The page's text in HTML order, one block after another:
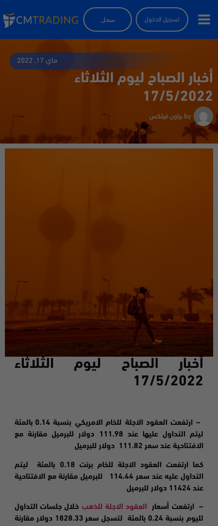
تسجيل الدخول سجل
ماي 17, 2022
أخبار الصباح ليوم الثلاثاء
17/5/2022
by براون فيلكس
أخبار الصباح ليوم الثلاثاء
17/5/2022
– ارتفعت
العقود الاجلة للخام الامريكي بنسبة 0.14 بالمئة
ليتم التداول عليها عند 111.98 دولار للبرميل مقارنة مع
الافتتاحية عند سعر 111.82 دولار للبرميل
كما ارتفعت العقود الاجلة للخام برنت 0.18 بالمئة ليتم
التداول عليه عند سعر 114.44 للبرميل مقارنة مع الافتتاحية
عند 11424 دولار للبرميل
– ارتفعت أسعار العقود الاجلة للذهب خلال جلسات التداول
لليوم بنسبة 0.24 بالمئة لتسجل سعر 1828.33 دولار مقارنة